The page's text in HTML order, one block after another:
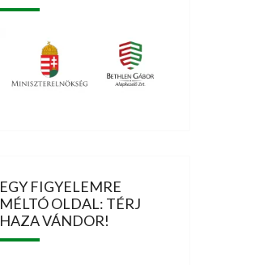
EGY FIGYELEMRE
MÉLTÓ OLDAL: TÉRJ
HAZA VÁNDOR!